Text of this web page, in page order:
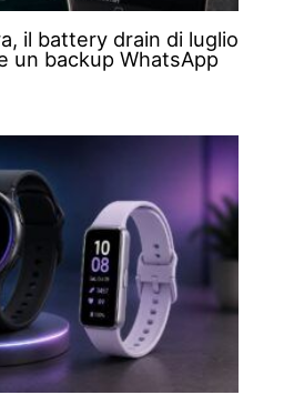
il battery drain di luglio
un backup WhatsApp